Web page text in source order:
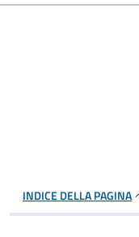
INDICE DELLA PAGINA